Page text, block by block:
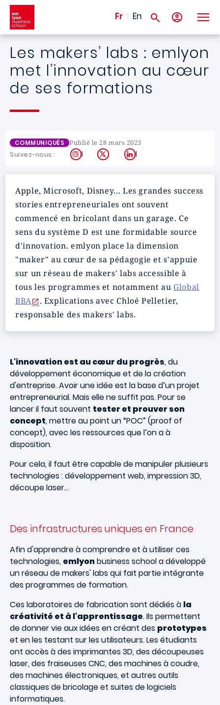
Aller au contenu principal
Fr En
Les makers’ labs : emlyon
met l’innovation au cœur
de ses formations
COMMUNIQUÉS Publié le 28 mars 2023
Suivez-nous : Instagram
X LinkedIn
Apple, Microsoft, Disney... Les grandes success
stories entrepreneuriales ont souvent
commencé en bricolant dans un garage. Ce
sens du système D est une formidable source
d'innovation. emlyon place la dimension
"maker" au cœur de sa pédagogie et s'appuie
sur un réseau de makers' labs accessible à
tous les programmes et notamment au Global
BBA
. Explications avec Chloé Pelletier,
responsable des makers' labs.
L'innovation est au cœur du progrès, du
développement économique et de la création
d'entreprise. Avoir une idée est la base d’un projet
entrepreneurial. Mais elle ne suffit pas. Pour se
lancer il faut souvent tester et prouver son
concept, mettre au point un “POC” (proof of
concept), avec les ressources que l’on a à
disposition.
Pour cela, il faut être capable de manipuler plusieurs
technologies : développement web, impression 3D,
découpe laser…
Des infrastructures uniques en France
Afin d'apprendre à comprendre et à utiliser ces
technologies, emlyonbusiness school a développé
un réseau de makers' labs qui fait partie intégrante
des programmes de formation.
Ces laboratoires de fabrication sont dédiés à la
créativité et à l'apprentissage. Ils permettent
de donner vie aux idées en créant des prototypes
et en les testant sur les utilisateurs. Les étudiants
ont accès à des imprimantes 3D, des découpeuses
laser, des fraiseuses CNC, des machines à coudre,
des machines électroniques, et autres outils
classiques de bricolage et suites de logiciels
informatiques.